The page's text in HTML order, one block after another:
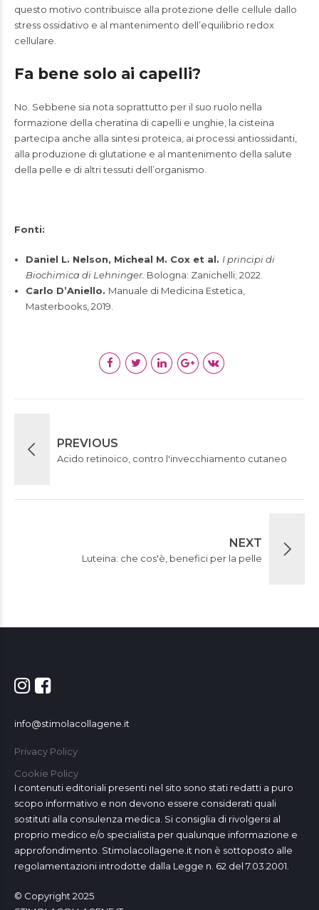
questo motivo contribuisce alla protezione delle cellule dallo
stress ossidativo e al mantenimento dell’equilibrio redox
cellulare.
Fa bene solo ai capelli?
No. Sebbene sia nota soprattutto per il suo ruolo nella
formazione della cheratina di capelli e unghie, la cisteina
partecipa anche alla sintesi proteica, ai processi antiossidanti,
alla produzione di glutatione e al mantenimento della salute
della pelle e di altri tessuti dell’organismo.
Fonti:
Daniel L. Nelson, Micheal M. Cox et al. I principi di
Biochimica di Lehninger. Bologna: Zanichelli; 2022.
Carlo D’Aniello. Manuale di Medicina Estetica,
Masterbooks, 2019.
PREVIOUS
Acido retinoico, contro l'invecchiamento cutaneo
NEXT
Luteina: che cos'è, benefici per la pelle
info@stimolacollagene.it
Privacy Policy
Cookie Policy
I contenuti editoriali presenti nel sito sono stati redatti a puro
scopo informativo e non devono essere considerati quali
sostituti alla consulenza medica. Si consiglia di rivolgersi al
proprio medico e/o specialista per qualunque informazione e
approfondimento. Stimolacollagene.it non è sottoposto alle
regolamentazioni introdotte dalla Legge n. 62 del 7.03.2001.
© Copyright 2025